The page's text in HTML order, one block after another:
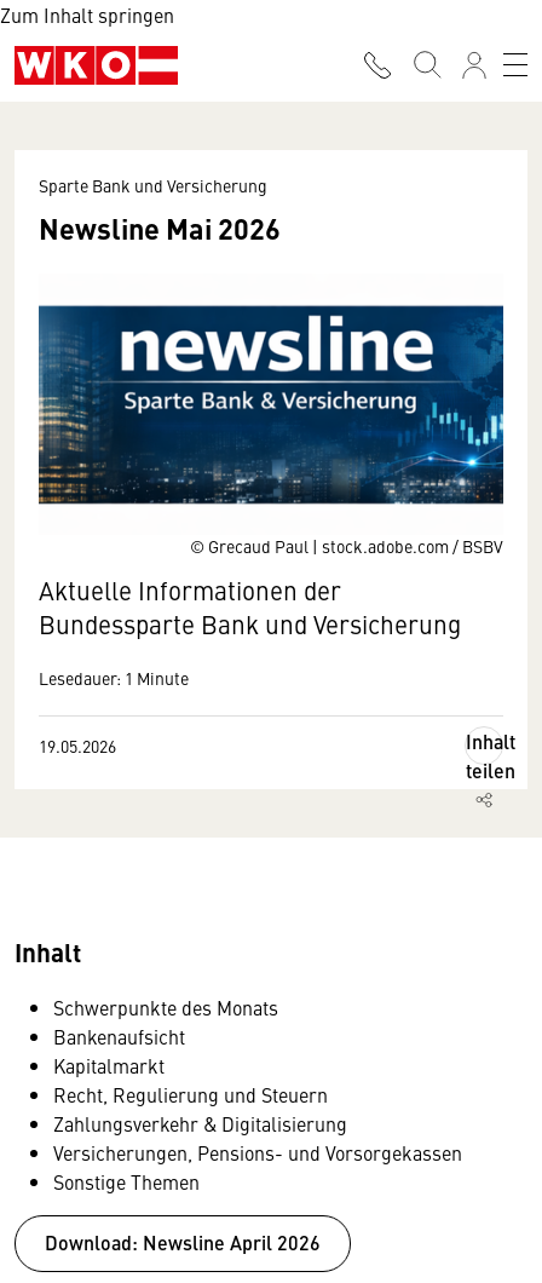
Zum Inhalt springen
© Grecaud Paul | stock.adobe.com / BSBV
Sparte Bank und Versicherung
Newsline Mai 2026
Aktuelle Informationen der
Bundessparte Bank und Versicherung
Lesedauer: 1 Minute
19.05.2026
Inhalt
teilen
Inhalt
Schwerpunkte des Monats
Bankenaufsicht
Kapitalmarkt
Recht, Regulierung und Steuern
Zahlungsverkehr & Digitalisierung
Versicherungen, Pensions- und Vorsorgekassen
Sonstige Themen
Download: Newsline April 2026